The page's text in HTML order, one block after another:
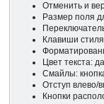
Отменить и
Размер поля
Клавиши
Цвет текста:
Смайлы:
Отступ влево/
Кнопки